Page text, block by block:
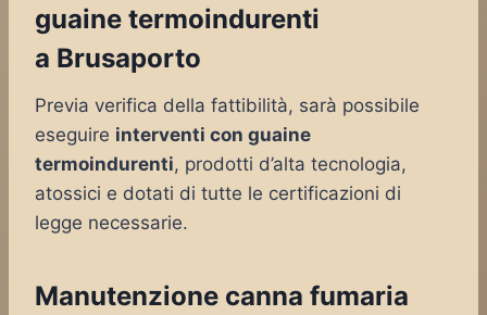
guaine termoindurenti
a Brusaporto
Previa verifica della fattibilità, sarà possibile
eseguire interventi con guaine
termoindurenti, prodotti d’alta tecnologia,
atossici e dotati di tutte le certificazioni di
legge necessarie.
Manutenzione canna fumaria